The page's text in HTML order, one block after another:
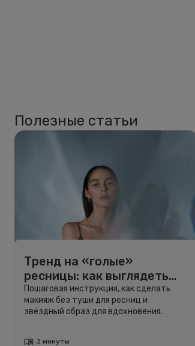
Полезные статьи
Тренд на «голые»
ресницы: как выглядеть
свежо, не используя тушь
Пошаговая инструкция, как сделать
макияж без туши для ресниц и
звёздный образ для вдохновения.
3 минуты